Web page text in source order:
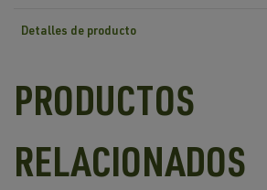
Detalles de producto
PRODUCTOS
RELACIONADOS